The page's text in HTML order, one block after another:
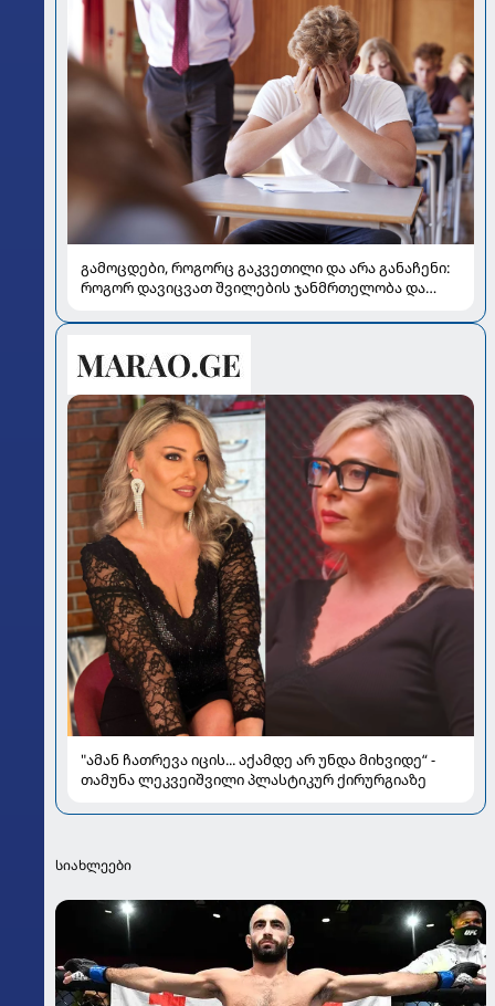
გამოცდები, როგორც გაკვეთილი და არა განაჩენი:
როგორ დავიცვათ შვილების ჯანმრთელობა და
"ამან ჩათრევა იცის... აქამდე არ უნდა მიხვიდე“ -
თამუნა ლეკვეიშვილი პლასტიკურ ქირურგიაზე
სიახლეები